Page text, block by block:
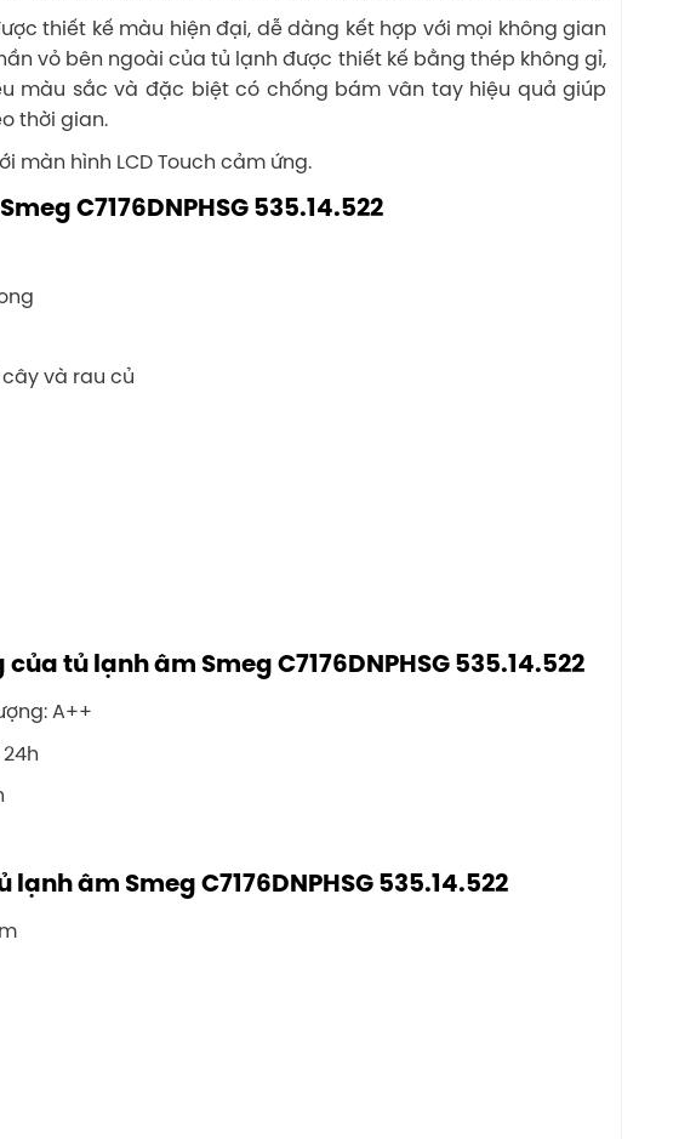
thiết kế màu hiện đại, dễ dàng kết hợp với mọi không gian
vỏ bên ngoài của tủ lạnh được thiết kế bằng thép không gỉ,
màu sắc và đặc biệt có chống bám vân tay hiệu quả giúp
thời gian.
màn hình LCD Touch cảm ứng.
C7176DNPHSG 535.14.522
và rau củ
tủ lạnh âm Smeg C7176DNPHSG 535.14.522
A++
âm Smeg C7176DNPHSG 535.14.522